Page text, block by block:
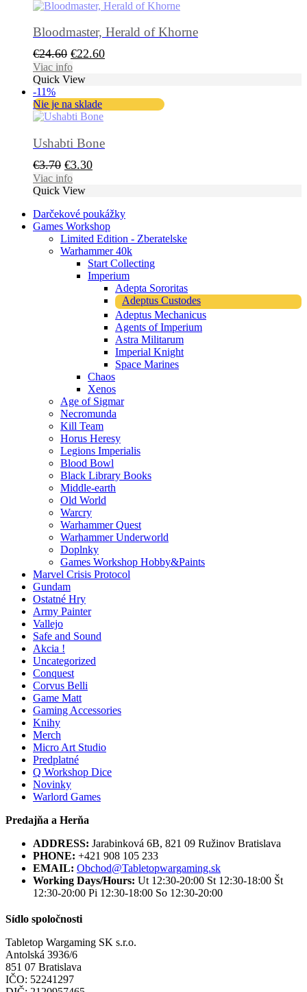
Bloodmaster, Herald of Khorne
€24.60 Pôvodná
cena
bola:
€24.60.
€22.60Aktuálna
€22.60.
Viac info
Quick View
-11%
Nie je na sklade
Ushabti Bone
€3.70 Pôvodná
cena
bola:
€3.70.
€3.30Aktuálna
€3.30.
Viac info
Quick View
Darčekové poukážky
Games Workshop
Limited Edition - Zberatelske
Warhammer 40k
Start Collecting
Imperium
Adepta Sororitas
Adeptus Custodes
Adeptus Mechanicus
Agents of Imperium
Astra Militarum
Imperial Knight
Space Marines
Chaos
Xenos
Age of Sigmar
Necromunda
Kill Team
Horus Heresy
Legions Imperialis
Blood Bowl
Black Library Books
Middle-earth
Old World
Warcry
Warhammer Quest
Warhammer Underworld
Doplnky
Games Workshop Hobby&Paints
Marvel Crisis Protocol
Gundam
Ostatné Hry
Army Painter
Vallejo
Safe and Sound
Akcia !
Uncategorized
Conquest
Corvus Belli
Game Matt
Gaming Accessories
Knihy
Merch
Micro Art Studio
Predplatné
Q Workshop Dice
Novinky
Warlord Games
Predajňa a Herňa
ADDRESS: Jarabinková 6B, 821 09 Ružinov Bratislava
PHONE: +421 908 105 233
EMAIL: Obchod@Tabletopwargaming.sk
Working Days/Hours: Ut 12:30-20:00 St 12:30-18:00 Št
12:30-20:00 Pi 12:30-18:00 So 12:30-20:00
Sídlo spoločnosti
Tabletop Wargaming SK s.r.o.
Antolská 3936/6
851 07 Bratislava
IČO: 52241297